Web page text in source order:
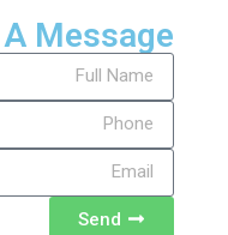
Message
Send